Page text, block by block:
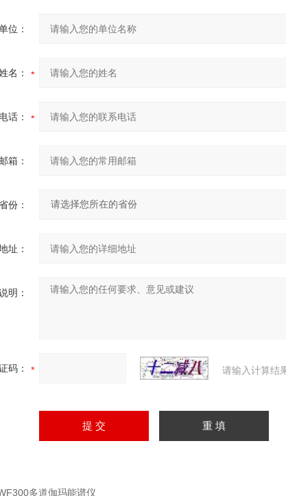
位：
名：
话：
箱：
份：
址：
明：
码： 请输入计算结
多道伽玛能谱仪